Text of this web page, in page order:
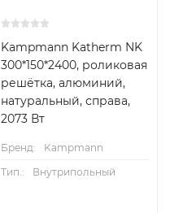
Kampmann Katherm NK
300*150*2400, роликовая
решётка, алюминий,
натуральный, справа,
2073 Вт
Бренд:
Kampmann
Тип.:
Внутрипольный